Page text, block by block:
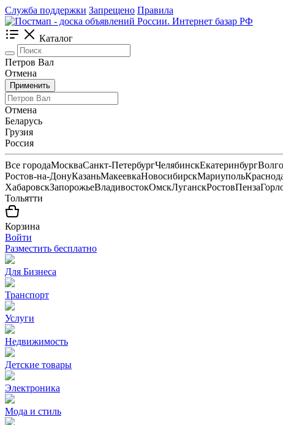
Служба поддержки Запрещено Правила
Каталог
Петров Вал
Отмена
Применить
Отмена
Беларусь
Грузия
Россия
Все городаМоскваСанкт-ПетербургЧелябинскЕкатеринбург
Ростов-на-ДонуКазаньМакеевкаНовосибирскМариуполь
ХабаровскЗапорожьеВладивостокОмскЛуганскРостовПенза
Тольятти
Корзина
Войти
Разместить бесплатно
Для Бизнеса
Транспорт
Услуги
Недвижимость
Детские товары
Электроника
Мода и стиль